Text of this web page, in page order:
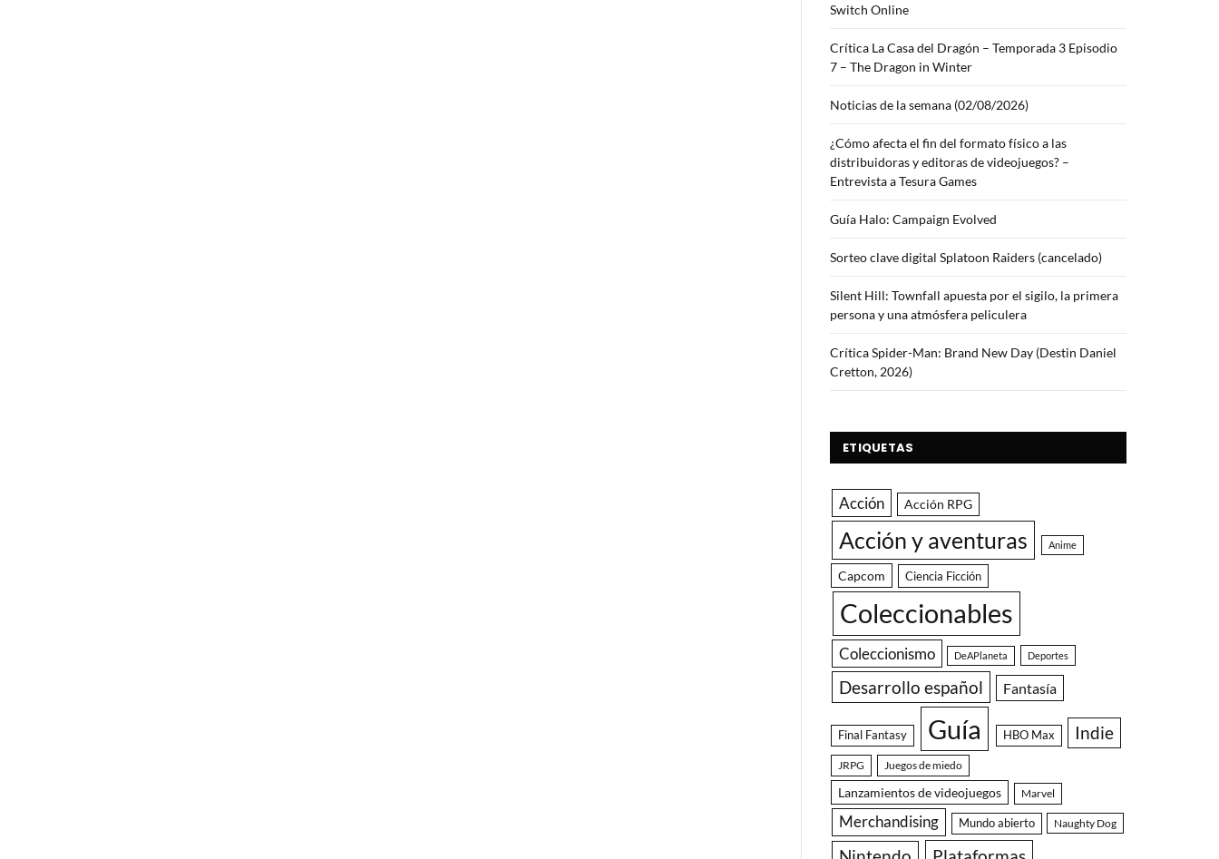
Switch Online
Crítica La Casa del Dragón – Temporada 3 Episodio
7 – The Dragon in Winter
Noticias de la semana (02/08/2026)
¿Cómo afecta el fin del formato físico a las
distribuidoras y editoras de videojuegos? –
Entrevista a Tesura Games
Guía Halo: Campaign Evolved
Sorteo clave digital Splatoon Raiders (cancelado)
Silent Hill: Townfall apuesta por el sigilo, la primera
persona y una atmósfera peliculera
Crítica Spider-Man: Brand New Day (Destin Daniel
Cretton, 2026)
ETIQUETAS
Acción Acción RPG
Acción y aventuras Anime
Capcom Ciencia Ficción
Coleccionables
Coleccionismo DeAPlaneta Deportes
Desarrollo español Fantasía
Final Fantasy Guía HBO Max Indie
JRPG Juegos de miedo
Lanzamientos de videojuegos Marvel
Merchandising Mundo abierto Naughty Dog